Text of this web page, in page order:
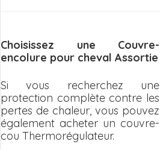
Choisissez une Couvre-
encolure pour cheval Assortie
Si vous recherchez une
protection complète contre les
pertes de chaleur, vous pouvez
également acheter un couvre-
cou Thermorégulateur.